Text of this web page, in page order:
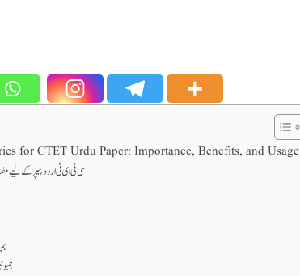
for CTET Urdu Paper: Importance, Benefits, and Usage
سی ٹی ای ٹی اردو پیپر کے لیے